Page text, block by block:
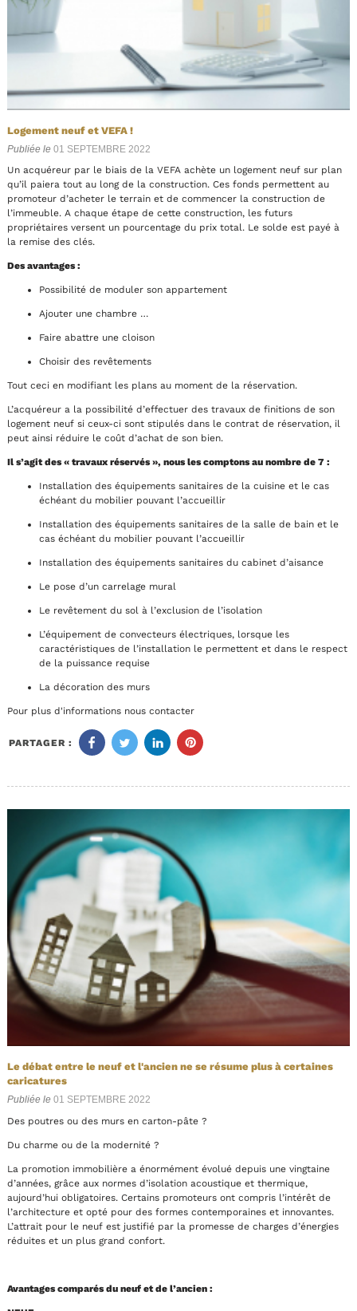
Logement neuf et VEFA !
Publiée le 01 SEPTEMBRE 2022
Un acquéreur par le biais de la VEFA achète un logement neuf sur plan
qu’il paiera tout au long de la construction. Ces fonds permettent au
promoteur d’acheter le terrain et de commencer la construction de
l’immeuble. A chaque étape de cette construction, les futurs
propriétaires versent un pourcentage du prix total. Le solde est payé à
la remise des clés.
Des avantages :
Possibilité de moduler son appartement
Ajouter une chambre …
Faire abattre une cloison
Choisir des revêtements
Tout ceci en modifiant les plans au moment de la réservation.
L’acquéreur a la possibilité d’effectuer des travaux de finitions de son
logement neuf si ceux-ci sont stipulés dans le contrat de réservation, il
peut ainsi réduire le coût d’achat de son bien.
Il s’agit des « travaux réservés », nous les comptons au nombre de 7 :
Installation des équipements sanitaires de la cuisine et le cas
échéant du mobilier pouvant l’accueillir
Installation des équipements sanitaires de la salle de bain et le
cas échéant du mobilier pouvant l’accueillir
Installation des équipements sanitaires du cabinet d’aisance
Le pose d’un carrelage mural
Le revêtement du sol à l’exclusion de l’isolation
L’équipement de convecteurs électriques, lorsque les
caractéristiques de l’installation le permettent et dans le respect
de la puissance requise
La décoration des murs
Pour plus d'informations nous contacter
PARTAGER :
Le débat entre le neuf et l'ancien ne se résume plus à certaines
caricatures
Publiée le 01 SEPTEMBRE 2022
Des poutres ou des murs en carton-pâte ?
Du charme ou de la modernité ?
La promotion immobilière a énormément évolué depuis une vingtaine
d’années, grâce aux normes d’isolation acoustique et thermique,
aujourd’hui obligatoires. Certains promoteurs ont compris l’intérêt de
l’architecture et opté pour des formes contemporaines et innovantes.
L’attrait pour le neuf est justifié par la promesse de charges d’énergies
réduites et un plus grand confort.
Avantages comparés du neuf et de l’ancien :